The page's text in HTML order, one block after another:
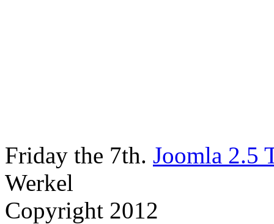
Friday the 7th. Joomla 2.5
Werkel
Copyright 2012